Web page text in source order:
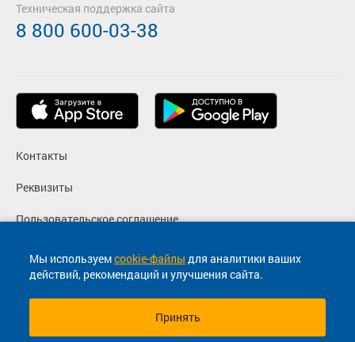
Мы используемcookie-файлы для аналитики ваших
действий, рекомендаций и улучшения сайта.
Принять
Контакты
Реквизиты
Пользовательское соглашение
Политика конфиденциальности
Согласие на маркетинговые сообщения
Техническая поддержка сайта
8 800 600-03-38
© 2013-2026, ООО "Капитал"- Онлайн сервис продажи